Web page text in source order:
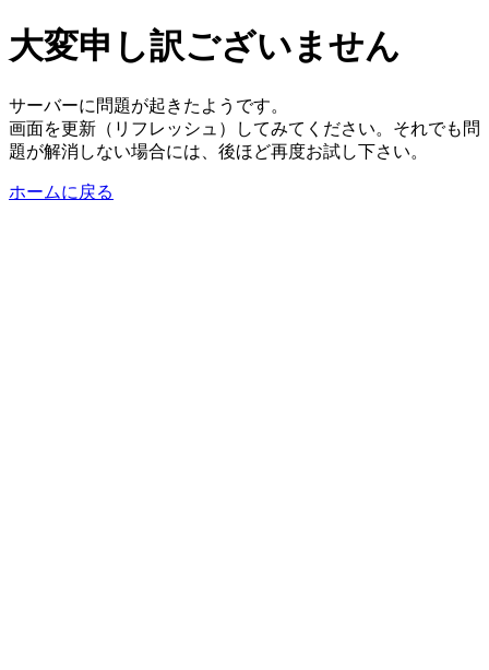
大変申し訳ございません
サーバーに問題が起きたようです。
画面を更新（リフレッシュ）してみてください。それでも問
題が解消しない場合には、後ほど再度お試し下さい。
ホームに戻る